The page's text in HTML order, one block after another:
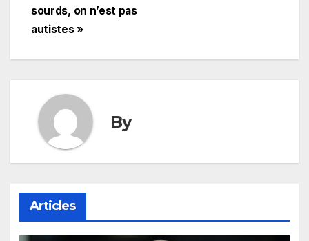
sourds, on n’est pas
autistes »
By
Articles